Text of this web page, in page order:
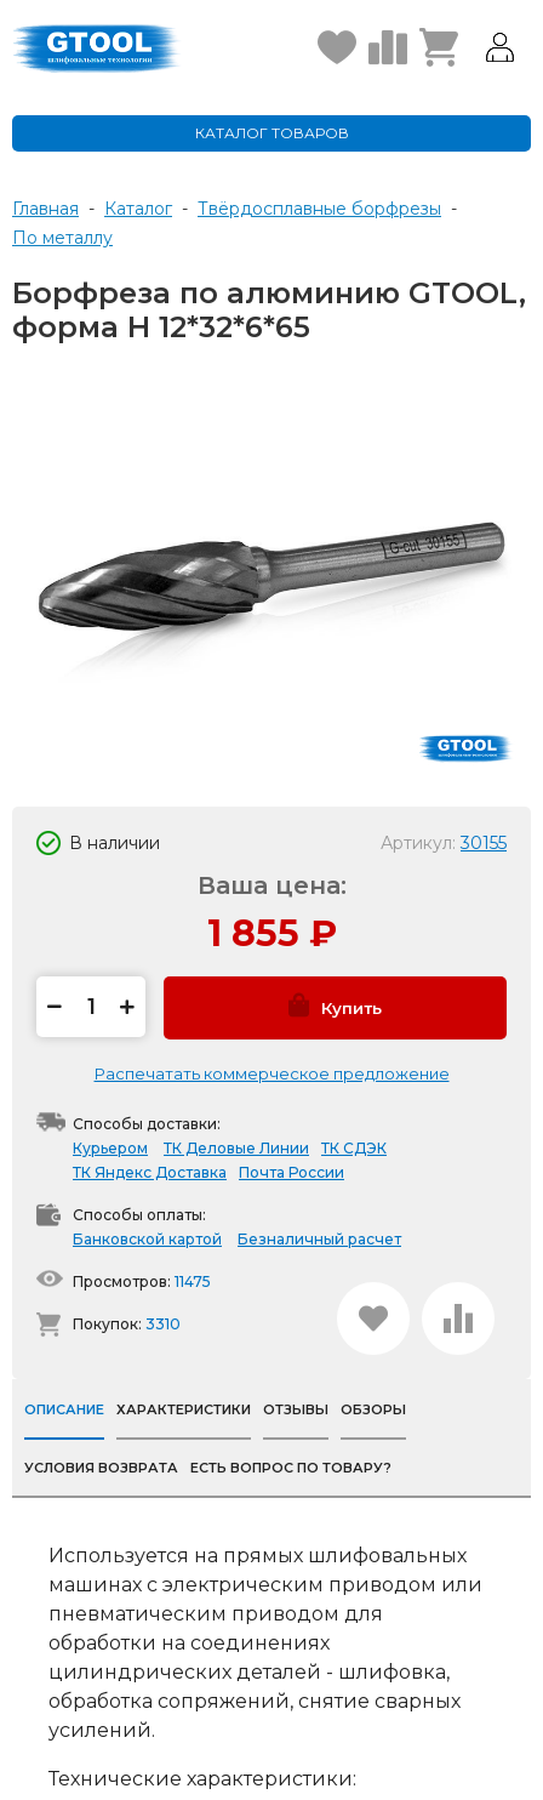
КАТАЛОГ ТОВАРОВ
Главная - Каталог - Твёрдосплавные борфрезы -
по металлу
Борфреза по алюминию GTOOL,
форма H 12*32*6*65
В наличии Артикул:30155
Ваша цена:
1 855 ₽
Купить
Распечатать коммерческое предложение
Способы доставки:
Курьером
ТК Деловые Линии
ТК СДЭК
ТК Яндекс Доставка
Почта России
Способы оплаты:
Банковской картой
Безналичный расчет
Просмотров: 11475
Покупок: 3310
ОПИСАНИЕ ХАРАКТЕРИСТИКИ ОТЗЫВЫ ОБЗОРЫ
УСЛОВИЯ ВОЗВРАТА ЕСТЬ ВОПРОС ПО ТОВАРУ?
Используется на прямых шлифовальных
машинах с электрическим приводом или
пневматическим приводом для
обработки на соединениях
цилиндрических деталей - шлифовка,
обработка сопряжений, снятие сварных
усилений.
Технические характеристики: